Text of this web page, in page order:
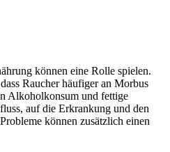
können eine Rolle spielen.
Raucher häufiger an Morbus
Alkoholkonsum und fettige
auf die Erkrankung und den
können zusätzlich einen